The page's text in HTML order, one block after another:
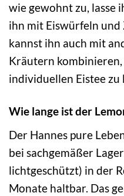
wie gewohnt zu, lasse
ihn mit Eiswürfeln
kannst ihn auch mit
Kräutern
individuellen Eistee zu
Wie lange ist der
Der Hannes pure
bei sachgemäßer
lichtgeschützt) in der
Monate haltbar. Das